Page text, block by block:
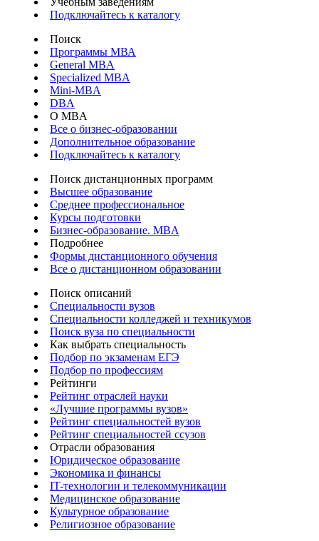
Подключайтесь к каталогу
Поиск
Программы МВА
General MBA
Specialized MBA
Mini-MBA
DBA
О MBA
Все о бизнес-образовании
Дополнительное образование
Подключайтесь к каталогу
Поиск дистанционных программ
Высшее образование
Среднее профессиональное
Курсы подготовки
Бизнес-образование. MBA
Подробнее
Формы дистанционного обучения
Все о дистанционном образовании
Поиск описаний
Специальности вузов
Специальности колледжей и техникумов
Поиск вуза по специальности
Как выбрать специальность
Подбор по экзаменам ЕГЭ
Подбор по профессиям
Рейтинги
Рейтинг отраслей науки
«Лучшие программы вузов»
Рейтинг специальностей вузов
Рейтинг специальностей ссузов
Отрасли образования
Юридическое образование
Экономика и финансы
IT-технологии и телекоммуникации
Медицинское образование
Культурное образование
Религиозное образование